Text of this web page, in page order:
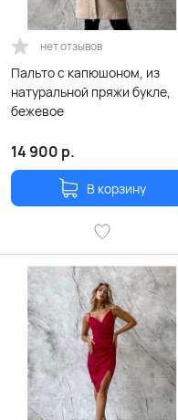
нет отзывов
Пальто с капюшоном, из
натуральной пряжи букле,
бежевое
14 900 р.
В корзину